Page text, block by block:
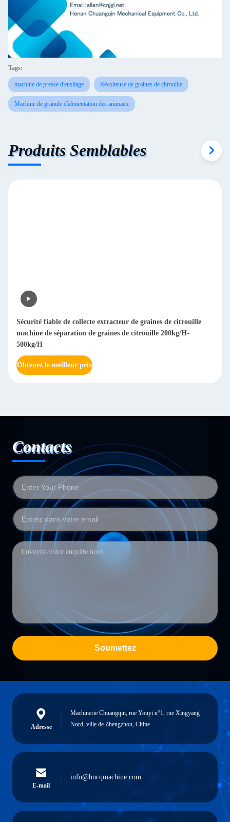
Tags:
machine de presse d'ensilage Récolteuse de graines de citrouille
Machine de granule d'alimentation des animaux
Produits Semblables
Sécurité fiable de collecte extracteur de graines de citrouille
machine de séparation de graines de citrouille 200kg/H-
500kg/H
Obtenez le meilleur prix
Contacts
Soumettez
Adresse
Machinerie Chuangqin, rue Youyi n°1, rue Xingyang
Nord, ville de Zhengzhou, Chine
E-mail
info@hncqmachine.com